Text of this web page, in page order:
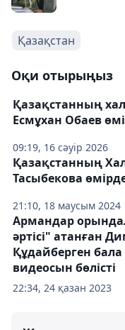
Қазақстан
Оқи отырыңыз
09:19, 16 сәуір 2026
Қазақстанның
Есмұхан Обаев
21:10, 18 маусым 2024
Қазақстанның
Тасыбекова
22:34, 24 қазан 2023
Армандар
әртісі" атанған
Құдайберген бала
видеосын бөлісті